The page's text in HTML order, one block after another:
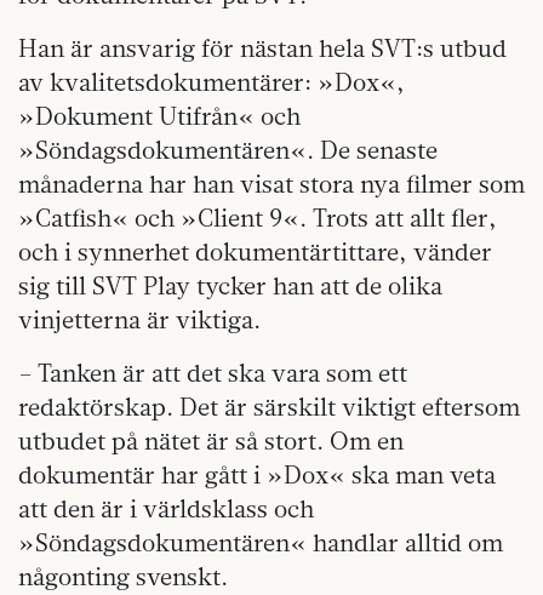
Han är ansvarig för nästan hela SVT:s utbud
av kvalitetsdokumentärer: »Dox«,
»Dokument Utifrån« och
»Söndagsdokumentären«. De senaste
månaderna har han visat stora nya filmer som
»Catfish« och »Client 9«. Trots att allt fler,
och i synnerhet dokumentärtittare, vänder
sig till SVT Play tycker han att de olika
vinjetterna är viktiga.
– Tanken är att det ska vara som ett
redaktörskap. Det är särskilt viktigt eftersom
utbudet på nätet är så stort. Om en
dokumentär har gått i »Dox« ska man veta
att den är i världsklass och
»Söndagsdokumentären« handlar alltid om
någonting svenskt.